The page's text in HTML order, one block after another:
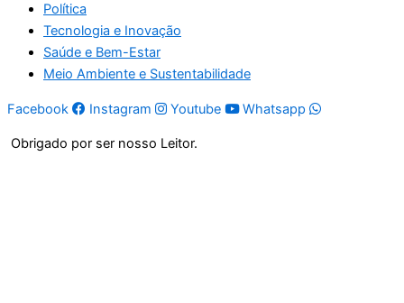
Política
Tecnologia e Inovação
Saúde e Bem-Estar
Meio Ambiente e Sustentabilidade
Facebook Instagram Youtube Whatsapp
Obrigado por ser nosso Leitor.